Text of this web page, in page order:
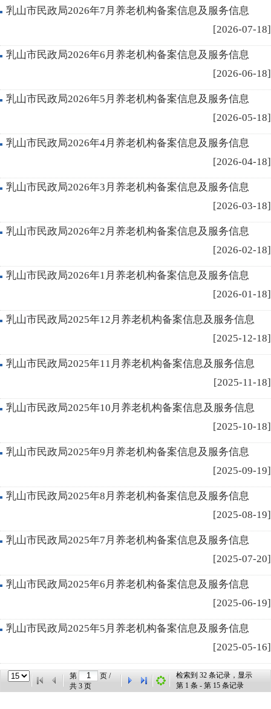
乳山市民政局2026年7月养老机构备案信息及服务信息
[2026-07-18]
乳山市民政局2026年6月养老机构备案信息及服务信息
[2026-06-18]
乳山市民政局2026年5月养老机构备案信息及服务信息
[2026-05-18]
乳山市民政局2026年4月养老机构备案信息及服务信息
[2026-04-18]
乳山市民政局2026年3月养老机构备案信息及服务信息
[2026-03-18]
乳山市民政局2026年2月养老机构备案信息及服务信息
[2026-02-18]
乳山市民政局2026年1月养老机构备案信息及服务信息
[2026-01-18]
乳山市民政局2025年12月养老机构备案信息及服务信息
[2025-12-18]
乳山市民政局2025年11月养老机构备案信息及服务信息
[2025-11-18]
乳山市民政局2025年10月养老机构备案信息及服务信息
[2025-10-18]
乳山市民政局2025年9月养老机构备案信息及服务信息
[2025-09-19]
乳山市民政局2025年8月养老机构备案信息及服务信息
[2025-08-19]
乳山市民政局2025年7月养老机构备案信息及服务信息
[2025-07-20]
乳山市民政局2025年6月养老机构备案信息及服务信息
[2025-06-19]
乳山市民政局2025年5月养老机构备案信息及服务信息
[2025-05-16]
第
页 /
共 3 页
检索到 32 条记录，显示
第 1 条 - 第 15 条记录